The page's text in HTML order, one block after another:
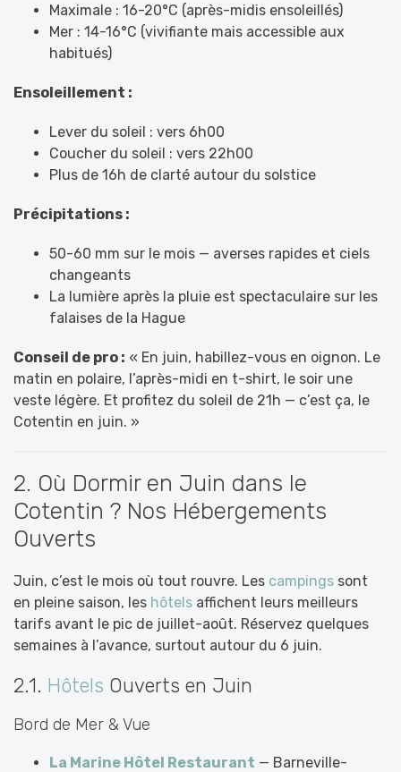
Maximale : 16-20°C (après-midis ensoleillés)
Mer : 14-16°C (vivifiante mais accessible aux
habitués)
Ensoleillement :
Lever du soleil : vers 6h00
Coucher du soleil : vers 22h00
Plus de 16h de clarté autour du solstice
Précipitations :
50-60 mm sur le mois — averses rapides et ciels
changeants
La lumière après la pluie est spectaculaire sur les
falaises de la Hague
Conseil de pro : « En juin, habillez-vous en oignon. Le
matin en polaire, l’après-midi en t-shirt, le soir une
veste légère. Et profitez du soleil de 21h — c’est ça, le
Cotentin en juin. »
2. Où Dormir en Juin dans le
Cotentin ? Nos Hébergements
Ouverts
Juin, c’est le mois où tout rouvre. Les campings sont
en pleine saison, les hôtels affichent leurs meilleurs
tarifs avant le pic de juillet-août. Réservez quelques
semaines à l’avance, surtout autour du 6 juin.
2.1. Hôtels Ouverts en Juin
Bord de Mer & Vue
La Marine Hôtel Restaurant — Barneville-